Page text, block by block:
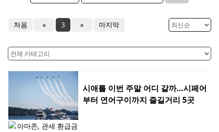
처음 « 3 » 마지막
시애틀 이번 주말 어디 갈까…시페어
부터 연어구이까지 즐길거리 5곳